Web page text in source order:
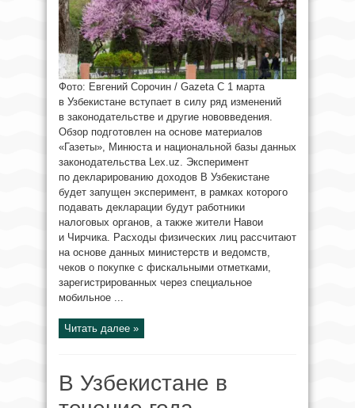
Фото: Евгений Сорочин / Gazeta С 1 марта
в Узбекистане вступает в силу ряд изменений
в законодательстве и другие нововведения.
Обзор подготовлен на основе материалов
«Газеты», Минюста и национальной базы данных
законодательства Lex.uz. Эксперимент
по декларированию доходов В Узбекистане
будет запущен эксперимент, в рамках которого
подавать декларации будут работники
налоговых органов, а также жители Навои
и Чирчика. Расходы физических лиц рассчитают
на основе данных министерств и ведомств,
чеков о покупке с фискальными отметками,
зарегистрированных через специальное
мобильное ...
Читать далее »
В Узбекистане в